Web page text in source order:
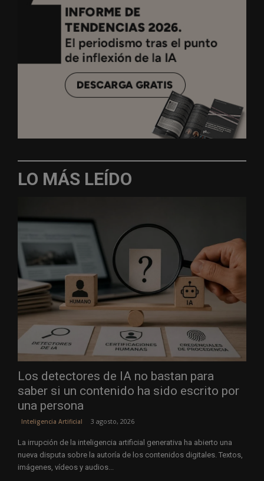
LO MÁS LEÍDO
Los detectores de IA no bastan para
saber si un contenido ha sido escrito por
una persona
Inteligencia Artificial 3 agosto, 2026
La irrupción de la inteligencia artificial generativa ha abierto una
nueva disputa sobre la autoría de los contenidos digitales. Textos,
imágenes, vídeos y audios...